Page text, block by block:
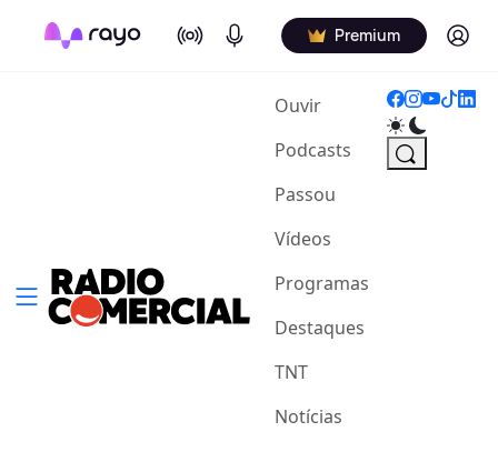
On Air Podcasts Premium Log in
Ouvir(current)
Podcasts
Passou
Vídeos
Programas
Destaques
TNT
Notícias